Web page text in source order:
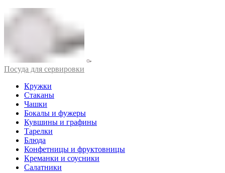
Посуда для сервировки
Кружки
Стаканы
Чашки
Бокалы и фужеры
Кувшины и графины
Тарелки
Блюда
Конфетницы и фруктовницы
Креманки и соусники
Салатники